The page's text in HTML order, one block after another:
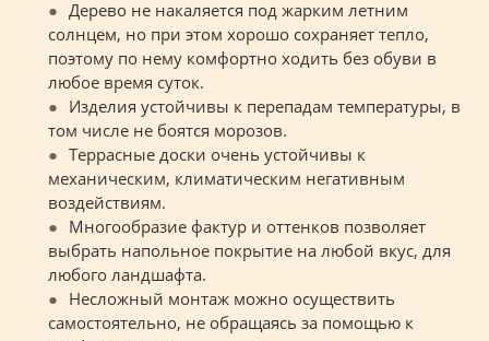
Дерево не накаляется под жарким летним
солнцем, но при этом хорошо сохраняет тепло,
поэтому по нему комфортно ходить без обуви в
любое время суток.
Изделия устойчивы к перепадам температуры, в
том числе не боятся морозов.
Террасные доски очень устойчивы к
механическим, климатическим негативным
воздействиям.
Многообразие фактур и оттенков позволяет
выбрать напольное покрытие на любой вкус, для
любого ландшафта.
Несложный монтаж можно осуществить
самостоятельно, не обращаясь за помощью к